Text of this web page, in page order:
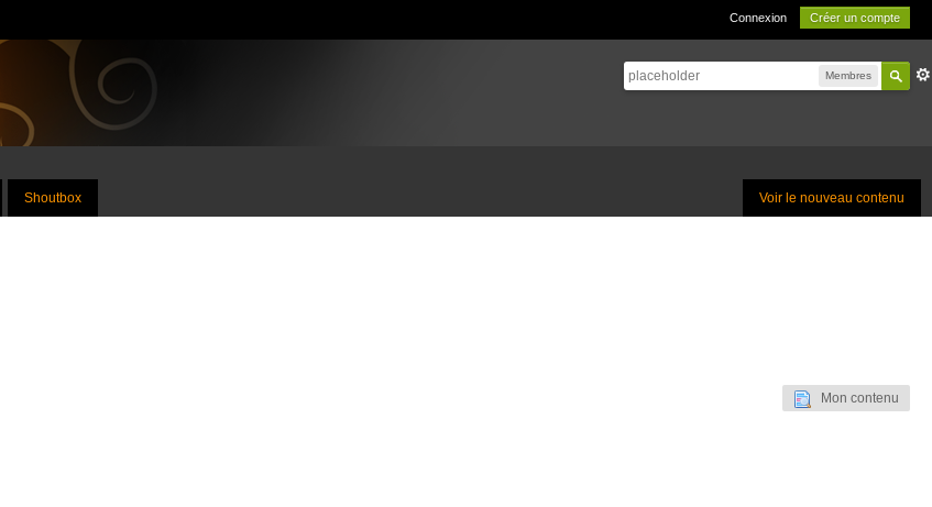
Connexion Créer un compte
Membres
Voir le nouveau contenu
Shoutbox
Mon contenu